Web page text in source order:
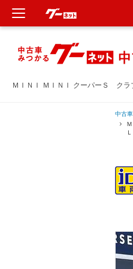
ＭＩＮＩ ＭＩＮＩ クーパーＳ ク
中古車
新車
中古車